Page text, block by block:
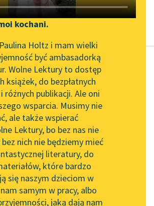
Zgłoś brak utworu
Horn”
Impact
Narzędzia
Mapa Wolnych Lektur
Leśmianator
Przewodnik dla piszących i
czytających
API
OAI-PMH
Widget Wolnych Lektur
kochani.
Holtz i mam wielki
być ambasadorką
Wolne Lektury to dostęp
książek, do bezpłatnych
różnych publikacji. Ale oni
wsparcia. Musimy nie
ale także wspierać
Lektury, bo bez nas nie
nich nie będziemy mieć
literatury, do
które bardzo
się naszym dzieciom w
samym w pracy, albo
jaką dają nam
Lange
Antoni Lange
Miranda
Ojcowie nasi uważali za
drogę do stworzenia
tego wyższego
człowieka — ofiarę.
Zazwyczaj ofiarą trzy
razy...